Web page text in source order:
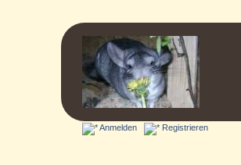
Anmelden Registrieren